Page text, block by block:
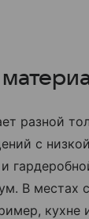
разной
с
и
В местах